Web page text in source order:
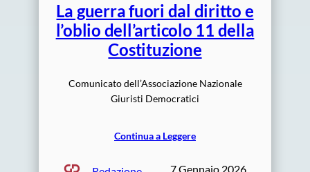
La guerra fuori dal diritto e
l’oblio dell’articolo 11 della
Costituzione
Comunicato dell’Associazione Nazionale
Giuristi Democratici
Continua a Leggere
7 Gennaio 2026